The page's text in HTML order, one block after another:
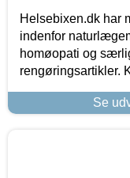
Helsebixen.dk har
indenfor
homøopati og
rengøringsartikler.
Se